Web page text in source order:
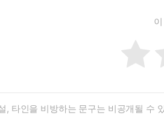
사람은 뜻밖에도 여자였다. 키 크고
눈빛은 여성들의 아름다움과 오만함
읽으면서 자위한다. 소설 속 끝없는